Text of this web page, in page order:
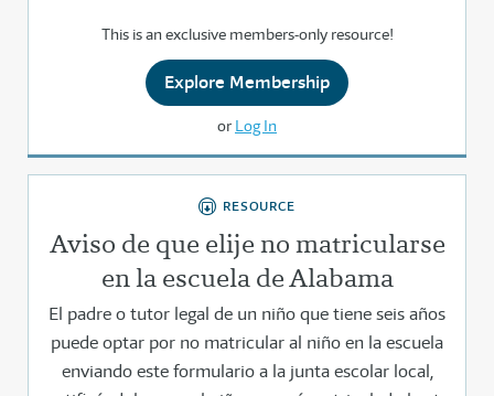
This is an exclusive members-only resource!
Explore Membership
or Log In
RESOURCE
Aviso de que elije no matricularse
en la escuela de Alabama
El padre o tutor legal de un niño que tiene seis años
puede optar por no matricular al niño en la escuela
enviando este formulario a la junta escolar local,